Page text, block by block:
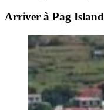
Arriver à Pag Island